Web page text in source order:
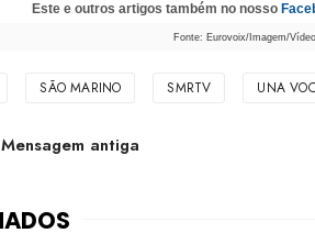
Este e outros artigos também no nosso
Fonte: Eurovoix/Imagem/
SÃO MARINO SMRTV UNA
Mensagem antiga